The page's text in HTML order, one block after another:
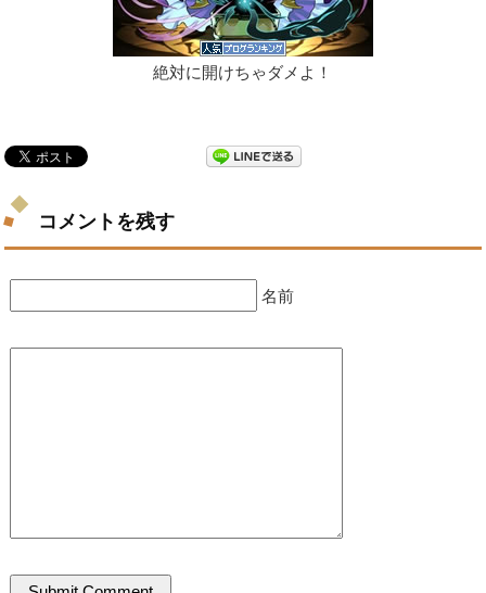
絶対に開けちゃダメよ！
コメントを残す
名前